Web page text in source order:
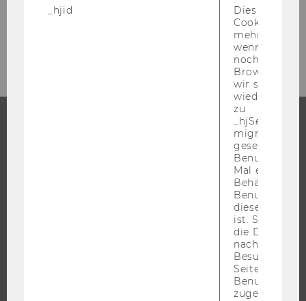
_hjid
Dies ist ein
Cookie, das
mehr setzen,
wenn ein
noch in
Browser hat,
wir seinen
zu
migrieren.
gesetzt,
Benutzer
Mal eine
Behält die
Benutzer-ID
diese Seite
ist. Stellt
die Daten von
Besuchen
Seite
Benutzer-ID
zugeordnet